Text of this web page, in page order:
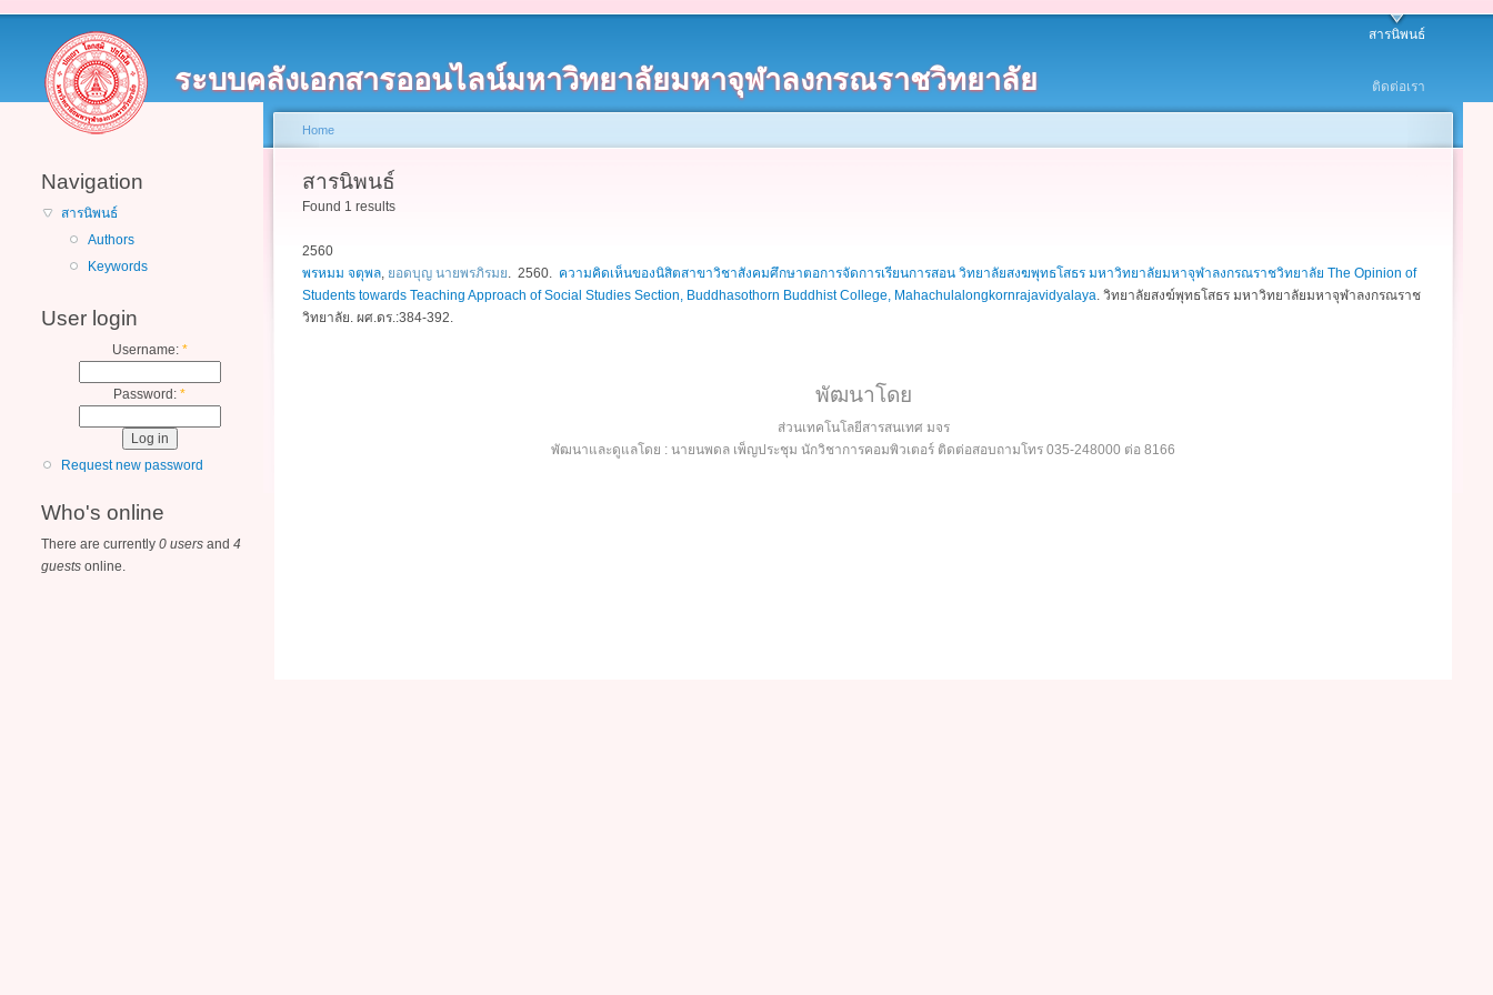
ระบบคลังเอกสารออนไลน์มหาวิทยาลัยมหาจุฬาลงกรณราชวิทยาลัย
สารนิพนธ์
ติดต่อเรา
Navigation
สารนิพนธ์
Authors
Keywords
User login
Username: *
Password: *
Request new password
Who's online
There are currently 0 users and 4
guests online.
Home
สารนิพนธ์
Found 1 results
2560
พรหมม จตุพล, ยอดบุญ นายพรภิรมย. 2560. ความคิดเห็นของนิสิตสาขาวิชาสังคมศึกษาตอการจัดการเรียนการสอน วิทยาลัยสงฆพุทธโสธร มหาวิทยาลัยมหาจุฬาลงกรณราชวิทยาลัย The Opinion of
Students towards Teaching Approach of Social Studies Section, Buddhasothorn Buddhist College, Mahachulalongkornrajavidyalaya. วิทยาลัยสงฆ์พุทธโสธร มหาวิทยาลัยมหาจุฬาลงกรณราช
วิทยาลัย. ผศ.ดร.:384-392.
พัฒนาโดย
ส่วนเทคโนโลยีสารสนเทศ มจร
พัฒนาและดูแลโดย : นายนพดล เพ็ญประชุม นักวิชาการคอมพิวเตอร์ ติดต่อสอบถามโทร 035-248000 ต่อ 8166